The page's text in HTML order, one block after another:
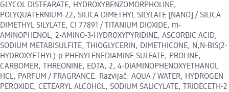
GLYCOL DISTEARATE, HYDROXYBENZOMORPHOLINE,
POLYQUATERNIUM-22, SILICA DIMETHYL SILYLATE [NANO] / SILICA
DIMETHYL SILYLATE, CI 77891 / TITANIUM DIOXIDE, m-
AMINOPHENOL, 2-AMINO-3-HYDROXYPYRIDINE, ASCORBIC ACID,
SODIUM METABISULFITE, THIOGLYCERIN, DIMETHICONE, N,N-BIS(2-
HYDROXYETHYL)-p-PHENYLENEDIAMINE SULFATE, PROLINE,
CARBOMER, THREONINE, EDTA, 2, 4-DIAMINOPHENOXYETHANOL
HCL, PARFUM / FRAGRANCE. Razvijač: AQUA / WATER, HYDROGEN
PEROXIDE, CETEARYL ALCOHOL, SODIUM SALICYLATE, TRIDECETH-2